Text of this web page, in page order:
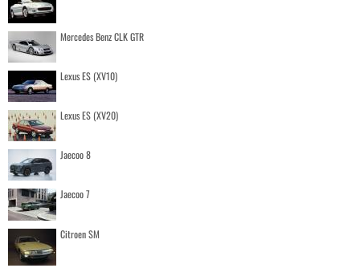
Mercedes Benz CLK GTR
Lexus ES (XV10)
Lexus ES (XV20)
Jaecoo 8
Jaecoo 7
Citroen SM